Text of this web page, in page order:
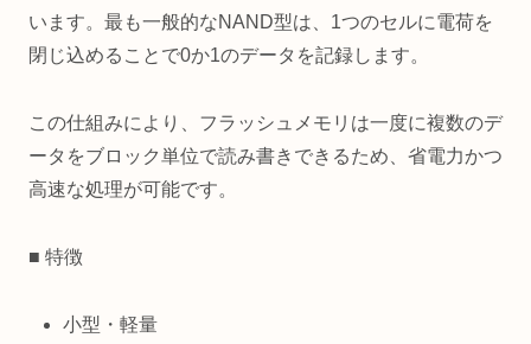
います。最も一般的なNAND型は、1つのセルに電荷を
閉じ込めることで0か1のデータを記録します。
この仕組みにより、フラッシュメモリは一度に複数のデ
ータをブロック単位で読み書きできるため、省電力かつ
高速な処理が可能です。
■ 特徴
小型・軽量